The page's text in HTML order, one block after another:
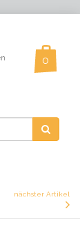
nächster Artikel